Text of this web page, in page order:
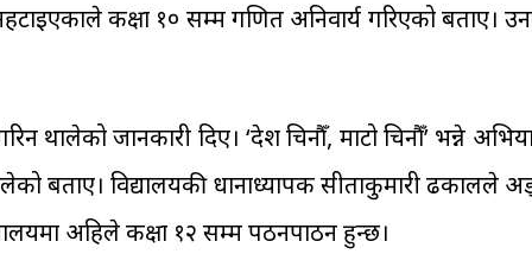
कक्षा १० सम्म गणित अनिवार्य गरिएको बताए।
थालेको जानकारी दिए। ‘देश चिनौँ, माटो चिनौँ’ भन्ने
बताए। विद्यालयकी प्रधानाध्यापक सीताकुमारी ढकालले
अहिले कक्षा १२ सम्म पठनपाठन हुन्छ।